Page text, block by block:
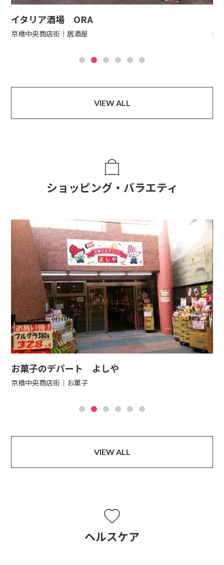
イタリア酒場 ORA
京橋中央商店街 居酒屋 新
VIEW ALL
ショッピング・バラエティ
お菓子のデパート よしや
京橋中央商店街 お菓子
VIEW ALL
ヘルスケア